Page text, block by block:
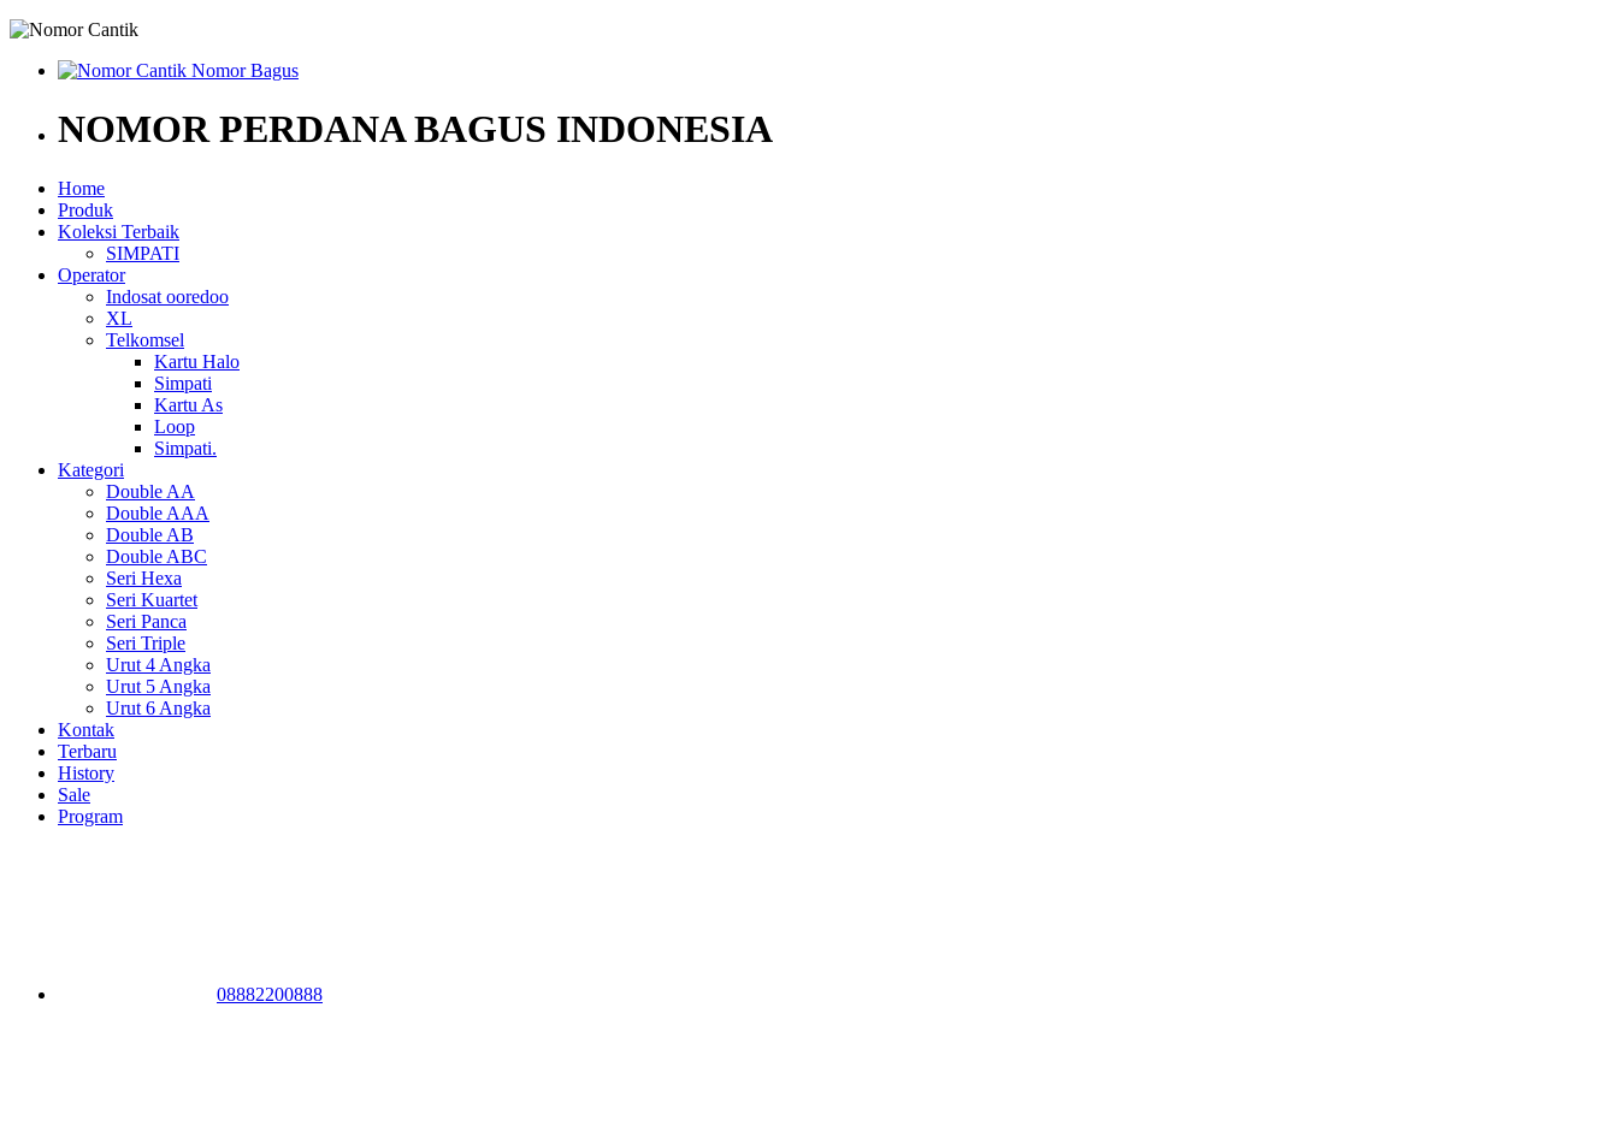
NOMOR PERDANA BAGUS INDONESIA
Home
Produk
Koleksi Terbaik
SIMPATI
Operator
Indosat ooredoo
XL
Telkomsel
Kartu Halo
Simpati
Kartu As
Loop
Simpati.
Kategori
Double AA
Double AAA
Double AB
Double ABC
Seri Hexa
Seri Kuartet
Seri Panca
Seri Triple
Urut 4 Angka
Urut 5 Angka
Urut 6 Angka
Kontak
Terbaru
History
Sale
Program
08882200888